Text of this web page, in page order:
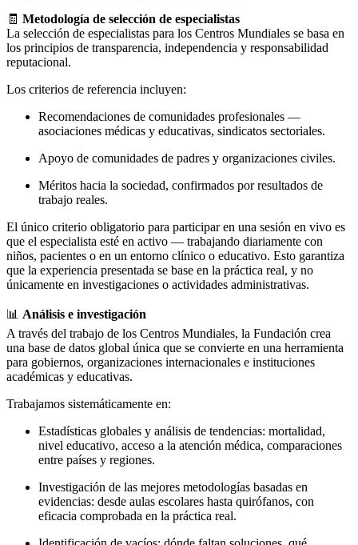
🧾 Metodología de selección de especialistas
La selección de especialistas para los Centros Mundiales se basa en
los principios de transparencia, independencia y responsabilidad
reputacional.
Los criterios de referencia incluyen:
Recomendaciones de comunidades profesionales —
asociaciones médicas y educativas, sindicatos sectoriales.
Apoyo de comunidades de padres y organizaciones civiles.
Méritos hacia la sociedad, confirmados por resultados de
trabajo reales.
El único criterio obligatorio para participar en una sesión en vivo es
que el especialista esté en activo — trabajando diariamente con
niños, pacientes o en un entorno clínico o educativo. Esto garantiza
que la experiencia presentada se base en la práctica real, y no
únicamente en investigaciones o actividades administrativas.
📊 Análisis e investigación
A través del trabajo de los Centros Mundiales, la Fundación crea
una base de datos global única que se convierte en una herramienta
para gobiernos, organizaciones internacionales e instituciones
académicas y educativas.
Trabajamos sistemáticamente en:
Estadísticas globales y análisis de tendencias: mortalidad,
nivel educativo, acceso a la atención médica, comparaciones
entre países y regiones.
Investigación de las mejores metodologías basadas en
evidencias: desde aulas escolares hasta quirófanos, con
eficacia comprobada en la práctica real.